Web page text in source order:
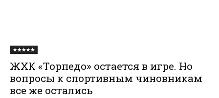
★★★★★
ЖХК «Торпедо» остается в игре. Но
вопросы к спортивным чиновникам
все же остались